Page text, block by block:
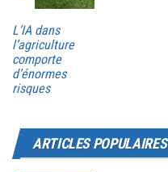
L’IA dans
l’agriculture
comporte
d’énormes
risques
ARTICLES POPULAIRES